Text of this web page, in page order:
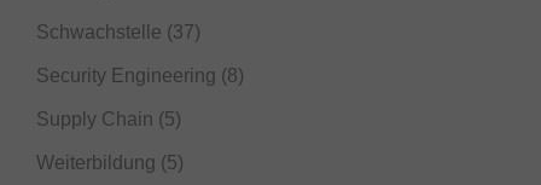
Schwachstelle (37)
Security Engineering (8)
Supply Chain (5)
Weiterbildung (5)